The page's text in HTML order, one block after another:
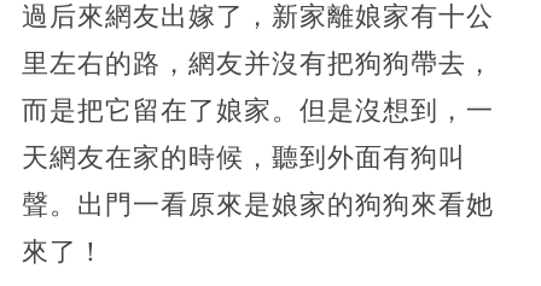
過后來網友出嫁了，新家離娘家有十公
里左右的路，網友并沒有把狗狗帶去，
而是把它留在了娘家。但是沒想到，一
天網友在家的時候，聽到外面有狗叫
聲。出門一看原來是娘家的狗狗來看她
來了！